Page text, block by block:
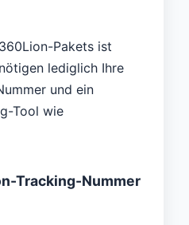
Pakets ist
lediglich Ihre
und ein
Tool wie
Tracking-Nummer